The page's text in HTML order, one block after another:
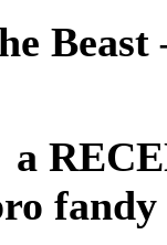
Beast
fandy